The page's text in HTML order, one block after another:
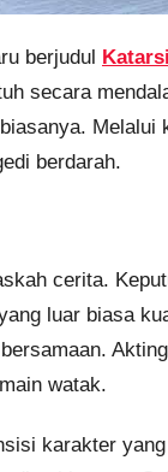
berjudul
secara
Melalui
berdarah.
cerita.
luar biasa
watak.
karakter